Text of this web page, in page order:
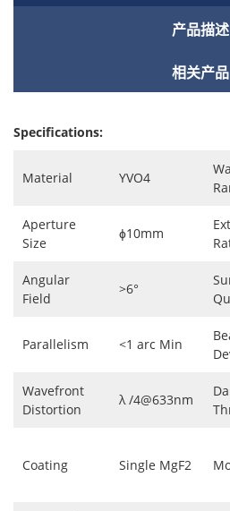
产品描述
相关产品
Specifications:
Material YVO4
Aperture
Size
ɸ10mm
Angular
Field
>6°
Parallelism <1 arc Min
Wavefront
Distortion
λ /4@633nm
Coating Single MgF2